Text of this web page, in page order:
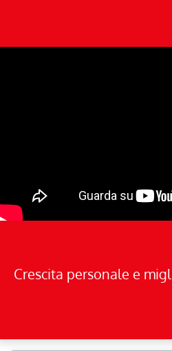
Crescita personale e